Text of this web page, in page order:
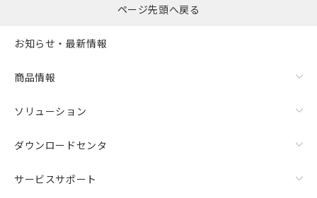
ページ先頭へ戻る
お知らせ・最新情報
商品情報
ソリューション
ダウンロードセンタ
サービスサポート